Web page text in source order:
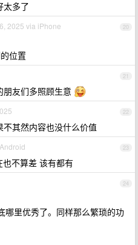
太多了
20
2025 via iPhone
位置
21
友们多照顾生意
22
其然内容也没什么价值
23
也不算差 该有都有
24
哪里优秀了。同样那么繁琐的功